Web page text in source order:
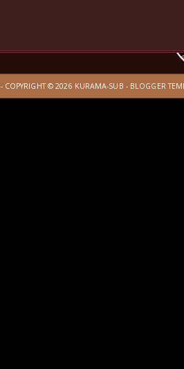
- COPYRIGHT ©2026 KURAMA-SUB - BLOGGER